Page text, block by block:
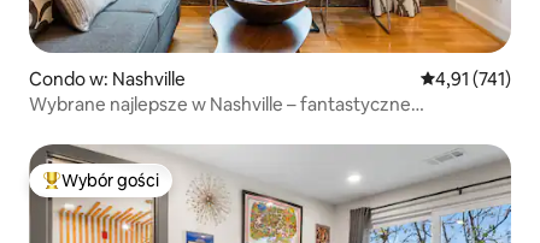
Condo w: Nashville Średnia
4,91 (741)
Wybrane najlepsze w Nashville – fantastyczne
Najpopularniejsze z kategorii Wybór gości
Wybór gości